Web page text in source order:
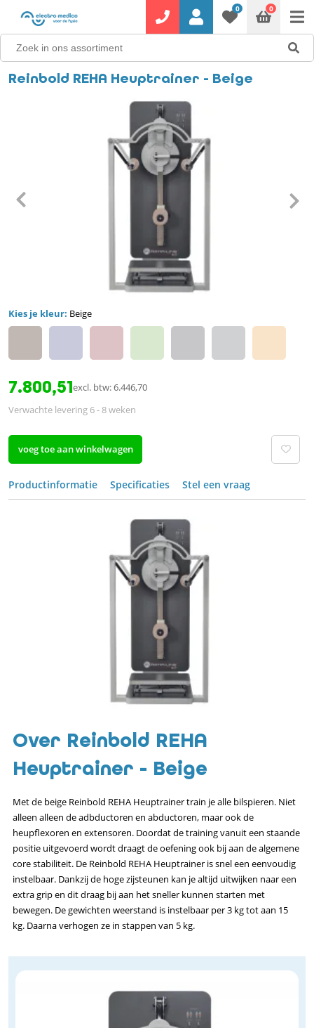
0 0
Reinbold REHA Heuptrainer - Beige
Kies je kleur: Beige
7.800,51excl. btw: 6.446,70
Verwachte levering 6 - 8 weken
voeg toe aan winkelwagen
Productinformatie Specificaties Stel een vraag
Over Reinbold REHA
Heuptrainer - Beige
Met de beige Reinbold REHA Heuptrainer train je alle bilspieren. Niet
alleen alleen de adbductoren en abductoren, maar ook de
heupflexoren en extensoren. Doordat de training vanuit een staande
positie uitgevoerd wordt draagt de oefening ook bij aan de algemene
core stabiliteit. De Reinbold REHA Heuptrainer is snel een eenvoudig
instelbaar. Dankzij de hoge zijsteunen kan je altijd uitwijken naar een
extra grip en dit draag bij aan het sneller kunnen starten met
bewegen. De gewichten weerstand is instelbaar per 3 kg tot aan 15
kg. Daarna verhogen ze in stappen van 5 kg.